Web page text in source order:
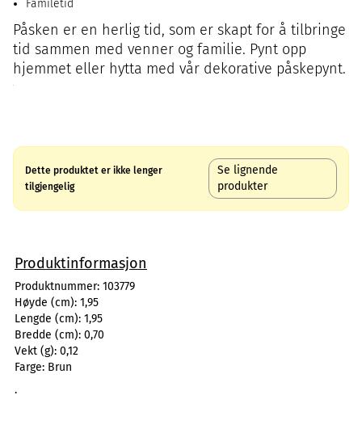
Familetid
Påsken er en herlig tid, som er skapt for å tilbringe
tid sammen med venner og familie. Pynt opp
hjemmet eller hytta med vår dekorative påskepynt.
Dette produktet er ikke lenger
tilgjengelig
Se lignende
produkter
Produktinformasjon
Produktnummer: 103779
Høyde (cm): 1,95
Lengde (cm): 1,95
Bredde (cm): 0,70
Vekt (g): 0,12
Farge: Brun
.